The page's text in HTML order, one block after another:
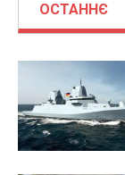
ОСТАННЄ